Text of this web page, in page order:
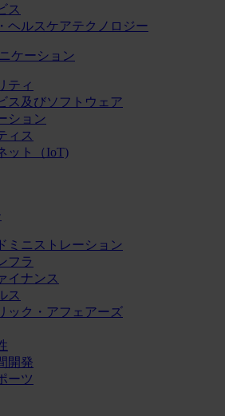
ス
ヘルスケアテクノロジー
ケーション
ティ
ス及びソフトウェア
ション
ィス
ット（IoT)
ミニストレーション
フラ
イナンス
ス
ック・アフェアーズ
開発
ーツ